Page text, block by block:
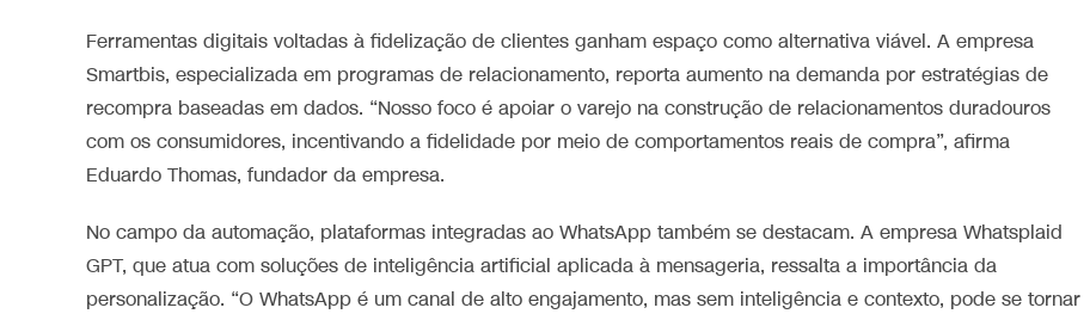
Ferramentas digitais voltadas à fidelização de clientes ganham espaço como alternativa viável. A empresa
Smartbis, especializada em programas de relacionamento, reporta aumento na demanda por estratégias de
recompra baseadas em dados. “Nosso foco é apoiar o varejo na construção de relacionamentos duradouros
com os consumidores, incentivando a fidelidade por meio de comportamentos reais de compra”, afirma
Eduardo Thomas, fundador da empresa.
No campo da automação, plataformas integradas ao WhatsApp também se destacam. A empresa Whatsplaid
GPT, que atua com soluções de inteligência artificial aplicada à mensageria, ressalta a importância da
personalização. “O WhatsApp é um canal de alto engajamento, mas sem inteligência e contexto, pode se tornar